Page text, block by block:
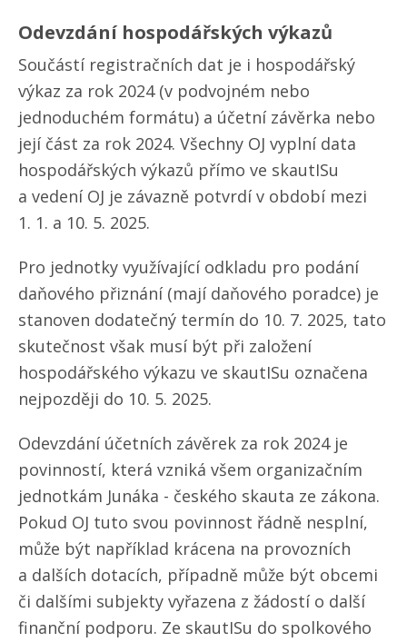
Odevzdání hospodářských výkazů
Součástí registračních dat je i hospodářský
výkaz za rok 2024 (v podvojném nebo
jednoduchém formátu) a účetní závěrka nebo
její část za rok 2024. Všechny OJ vyplní data
hospodářských výkazů přímo ve skautISu
a vedení OJ je závazně potvrdí v období mezi
1. 1. a 10. 5. 2025.
Pro jednotky využívající odkladu pro podání
daňového přiznání (mají daňového poradce) je
stanoven dodatečný termín do 10. 7. 2025, tato
skutečnost však musí být při založení
hospodářského výkazu ve skautISu označena
nejpozději do 10. 5. 2025.
Odevzdání účetních závěrek za rok 2024 je
povinností, která vzniká všem organizačním
jednotkám Junáka - českého skauta ze zákona.
Pokud OJ tuto svou povinnost řádně nesplní,
může být například krácena na provozních
a dalších dotacích, případně může být obcemi
či dalšími subjekty vyřazena z žádostí o další
finanční podporu. Ze skautISu do spolkového